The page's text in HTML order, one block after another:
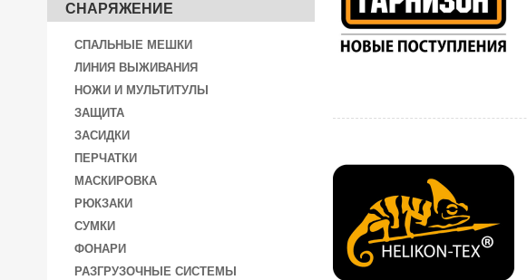
СНАРЯЖЕНИЕ
СПАЛЬНЫЕ МЕШКИ
ЛИНИЯ ВЫЖИВАНИЯ
НОЖИ И МУЛЬТИТУЛЫ
ЗАЩИТА
ЗАСИДКИ
ПЕРЧАТКИ
МАСКИРОВКА
РЮКЗАКИ
СУМКИ
ФОНАРИ
РАЗГРУЗОЧНЫЕ СИСТЕМЫ